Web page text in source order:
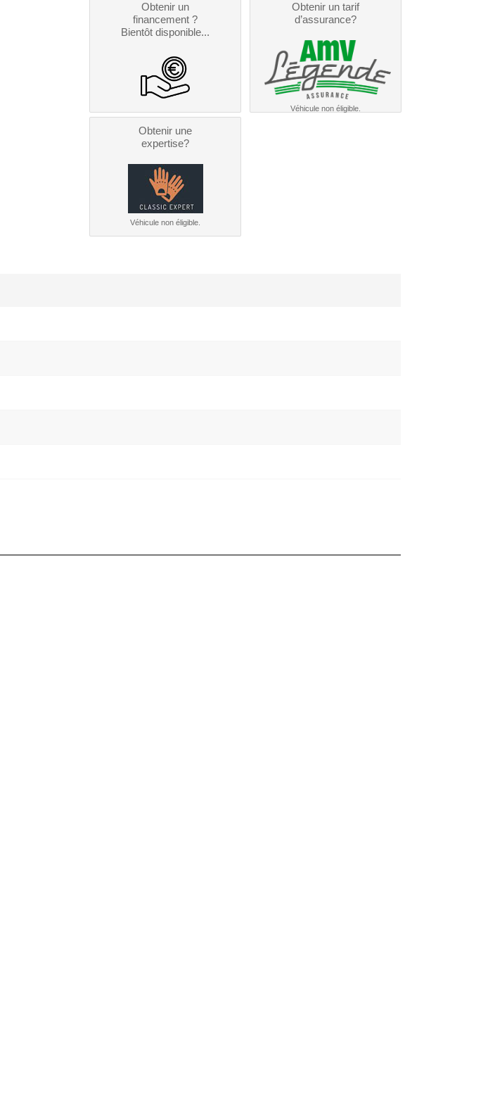
Obtenir un
financement ?
Bientôt disponible...
Obtenir un tarif
d’assurance?
Véhicule non éligible.
Obtenir une
expertise?
Véhicule non éligible.